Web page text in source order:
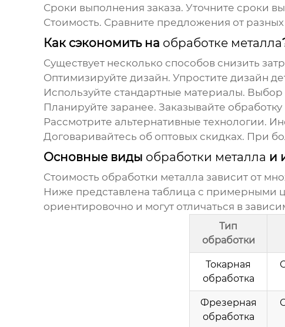
Сроки выполнения заказа. Уточните сроки
Стоимость. Сравните предложения от
Как сэкономить на обработке металла
Существует несколько способов снизить
Оптимизируйте дизайн. Упростите дизайн
Используйте стандартные материалы. Выбор
Планируйте заранее. Заказывайте
Рассмотрите альтернативные технологии.
Договаривайтесь об оптовых скидках. При
Основные виды обработки металла и
Стоимость обработки металла зависит от
Ниже представлена таблица с примерными
ориентировочно и могут отличаться в
Тип
обработки
Токарная
обработка
Фрезерная
обработка